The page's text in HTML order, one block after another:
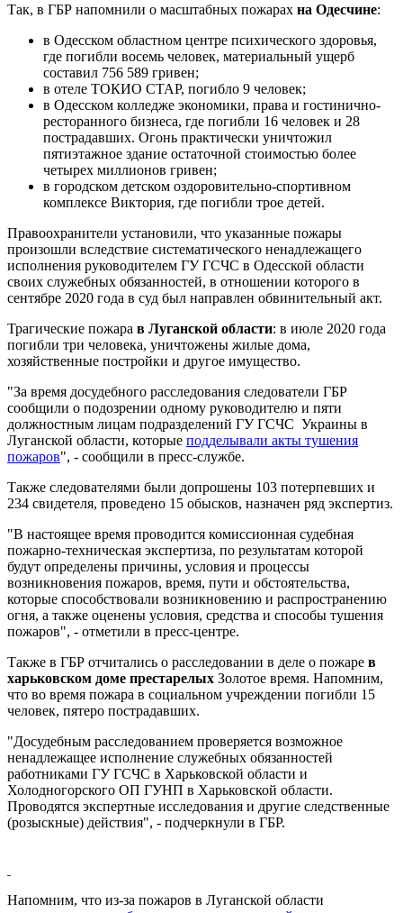
Так, в ГБР напомнили о масштабных пожарах на Одесчине:
в Одесском областном центре психического здоровья,
где погибли восемь человек, материальный ущерб
составил 756 589 гривен;
в отеле ТОКИО СТАР, погибло 9 человек;
в Одесском колледже экономики, права и гостинично-
ресторанного бизнеса, где погибли 16 человек и 28
пострадавших. Огонь практически уничтожил
пятиэтажное здание остаточной стоимостью более
четырех миллионов гривен;
в городском детском оздоровительно-спортивном
комплексе Виктория, где погибли трое детей.
Правоохранители установили, что указанные пожары
произошли вследствие систематического ненадлежащего
исполнения руководителем ГУ ГСЧС в Одесской области
своих служебных обязанностей, в отношении которого в
сентябре 2020 года в суд был направлен обвинительный акт.
Трагические пожара в Луганской области: в июле 2020 года
погибли три человека, уничтожены жилые дома,
хозяйственные постройки и другое имущество.
"За время досудебного расследования следователи ГБР
сообщили о подозрении одному руководителю и пяти
должностным лицам подразделений ГУ ГСЧС Украины в
Луганской области, которые подделывали акты тушения
пожаров", - сообщили в пресс-службе.
Также следователями были допрошены 103 потерпевших и
234 свидетеля, проведено 15 обысков, назначен ряд экспертиз.
"В настоящее время проводится комиссионная судебная
пожарно-техническая экспертиза, по результатам которой
будут определены причины, условия и процессы
возникновения пожаров, время, пути и обстоятельства,
которые способствовали возникновению и распространению
огня, а также оценены условия, средства и способы тушения
пожаров", - отметили в пресс-центре.
Также в ГБР отчитались о расследовании в деле о пожаре в
харьковском доме престарелых Золотое время. Напомним,
что во время пожара в социальном учреждении погибли 15
человек, пятеро пострадавших.
"Досудебным расследованием проверяется возможное
ненадлежащее исполнение служебных обязанностей
работниками ГУ ГСЧС в Харьковской области и
Холодногорского ОП ГУНП в Харьковской области.
Проводятся экспертные исследования и другие следственные
(розыскные) действия", - подчеркнули в ГБР.
Напомним, что из-за пожаров в Луганской области